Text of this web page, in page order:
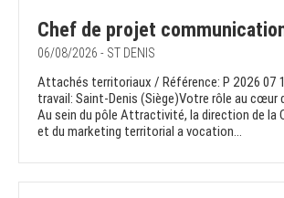
Chef de projet
06/08/2026 - ST DENIS
Attachés territoriaux / Référence: P 2026 07
travail: Saint-Denis (Siège)Votre rôle au cœur
Au sein du pôle Attractivité, la direction de la
et du marketing territorial a vocation...